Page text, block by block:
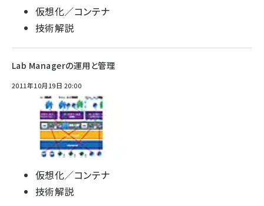
仮想化／コンテナ
技術解説
Lab Managerの運用と管理
2011年10月19日 20:00
仮想化／コンテナ
技術解説